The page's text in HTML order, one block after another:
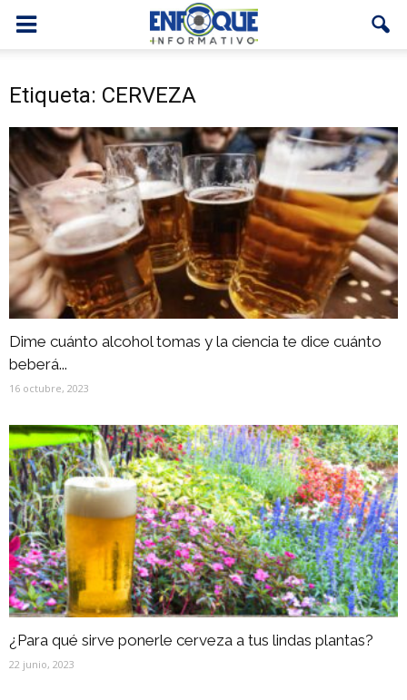
Etiqueta: CERVEZA
Dime cuánto alcohol tomas y la ciencia te dice cuánto
beberá...
16 octubre, 2023
¿Para qué sirve ponerle cerveza a tus lindas plantas?
22 junio, 2023